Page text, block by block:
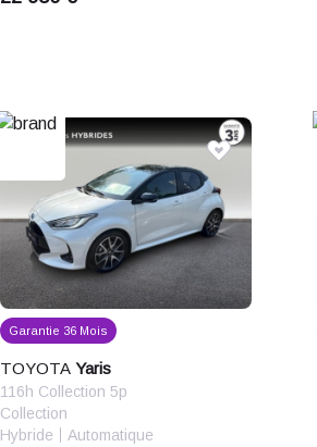
Garantie 36 Mois
TOYOTA Yaris
116h Collection 5p
Collection
Hybride
Automatique